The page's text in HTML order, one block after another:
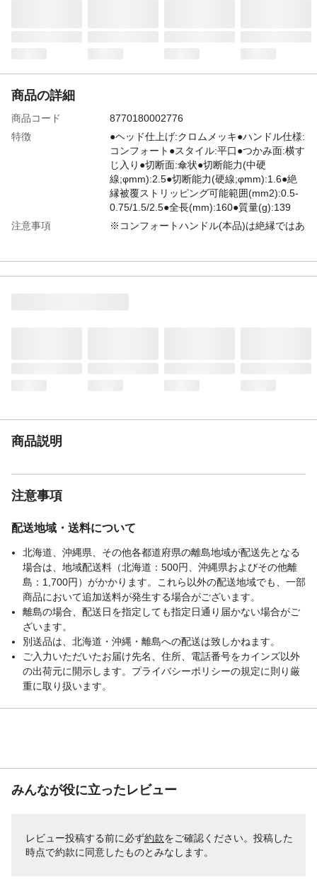
商品の詳細
商品コード
8770180002776
特徴
●ヘッド仕上げ:クロムメッキ●ハンドル仕様:
コンフォート●スタイル:平口●つかみ面:横す
じ入り●切断面:傘状●切断能力(中硬
線;φmm):2.5●切断能力(硬線;φmm):1.6●絶
縁被覆ストリッピング可能範囲(mm2):0.5-
0.75/1.5/2.5●全長(mm):160●質量(g):139
注意事項
※コンフォートハンドル(本品)は絶縁ではあ
本体サイズ-奥行(cm) 17
商品コード / 型番
506035516
関連キーワード
商品説明
注意事項
配送地域・送料について
北海道、沖縄県、その他各都道府県の離島地域が配送先となる
場合は、地域配送料（北海道：500円、沖縄県およびその他離
島：1,700円）がかかります。これら以外の配送地域でも、一部
商品において追加送料が発生する場合がございます。
離島の場合、配送日を指定しても指定日通り届かない場合がご
ざいます。
別送品は、北海道・沖縄・離島への配送は致しかねます。
ご入力いただいたお届け先名、住所、電話番号をカインズ以外
の出荷元に開示します。プライバシーポリシーの規定に則り厳
重に取り扱います。
みんなが役に立ったレビュー
レビュー投稿する前に必ず約款をご確認ください。投稿した
時点で約款に同意したものとみなします。